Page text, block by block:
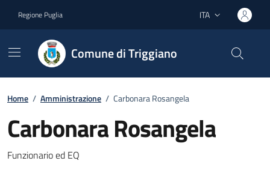
Regione Puglia Lingua attiva:
ITA
Comune di Triggiano
Home / Amministrazione / Carbonara Rosangela
Carbonara Rosangela
Dettagli del documento
Funzionario ed EQ